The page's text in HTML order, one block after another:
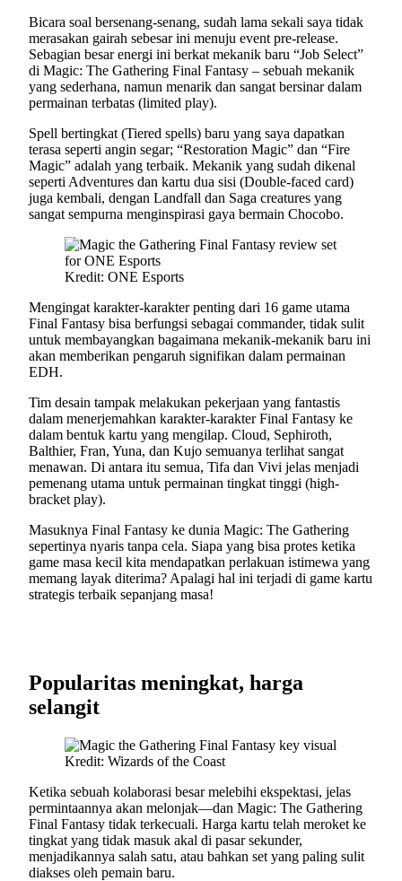
Bicara soal bersenang-senang, sudah lama sekali saya tidak
merasakan gairah sebesar ini menuju event pre-release.
Sebagian besar energi ini berkat mekanik baru “Job Select”
di Magic: The Gathering Final Fantasy – sebuah mekanik
yang sederhana, namun menarik dan sangat bersinar dalam
permainan terbatas (limited play).
Spell bertingkat (Tiered spells) baru yang saya dapatkan
terasa seperti angin segar; “Restoration Magic” dan “Fire
Magic” adalah yang terbaik. Mekanik yang sudah dikenal
seperti Adventures dan kartu dua sisi (Double-faced card)
juga kembali, dengan Landfall dan Saga creatures yang
sangat sempurna menginspirasi gaya bermain Chocobo.
Kredit: ONE Esports
Mengingat karakter-karakter penting dari 16 game utama
Final Fantasy bisa berfungsi sebagai commander, tidak sulit
untuk membayangkan bagaimana mekanik-mekanik baru ini
akan memberikan pengaruh signifikan dalam permainan
EDH.
Tim desain tampak melakukan pekerjaan yang fantastis
dalam menerjemahkan karakter-karakter Final Fantasy ke
dalam bentuk kartu yang mengilap. Cloud, Sephiroth,
Balthier, Fran, Yuna, dan Kujo semuanya terlihat sangat
menawan. Di antara itu semua, Tifa dan Vivi jelas menjadi
pemenang utama untuk permainan tingkat tinggi (high-
bracket play).
Masuknya Final Fantasy ke dunia Magic: The Gathering
sepertinya nyaris tanpa cela. Siapa yang bisa protes ketika
game masa kecil kita mendapatkan perlakuan istimewa yang
memang layak diterima? Apalagi hal ini terjadi di game kartu
strategis terbaik sepanjang masa!
Popularitas meningkat, harga
selangit
Kredit: Wizards of the Coast
Ketika sebuah kolaborasi besar melebihi ekspektasi, jelas
permintaannya akan melonjak—dan Magic: The Gathering
Final Fantasy tidak terkecuali. Harga kartu telah meroket ke
tingkat yang tidak masuk akal di pasar sekunder,
menjadikannya salah satu, atau bahkan set yang paling sulit
diakses oleh pemain baru.